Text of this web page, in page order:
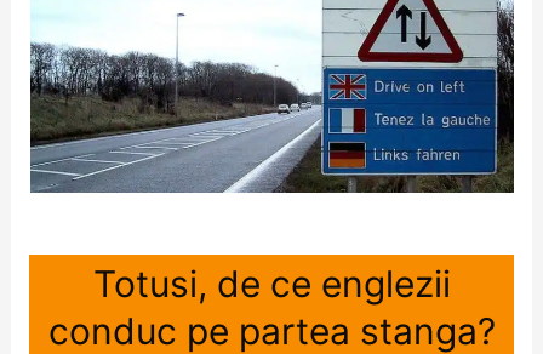
Totusi, de ce englezii
conduc pe partea stanga?